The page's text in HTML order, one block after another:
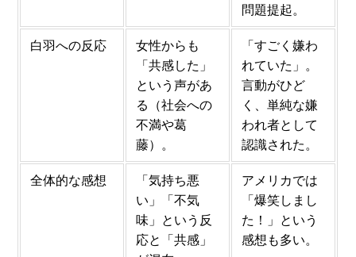
問題提起。
白羽への反応
女性からも
「共感した」
という声があ
る（社会への
不満や葛
藤）。
「すごく嫌わ
れていた」。
言動がひど
く、単純な嫌
われ者として
認識された。
全体的な感想
「気持ち悪
い」「不気
味」という反
応と「共感」
アメリカでは
「爆笑しまし
た！」という
感想も多い。